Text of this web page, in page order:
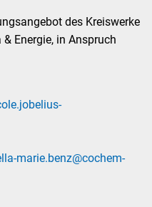
des Kreiswerke
Energie, in Anspruch
marie.benz@cochem-